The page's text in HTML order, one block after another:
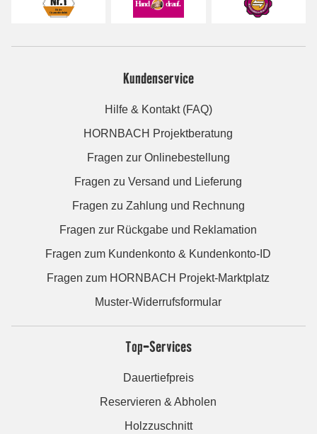
Kundenservice
Hilfe & Kontakt (FAQ)
HORNBACH Projektberatung
Fragen zur Onlinebestellung
Fragen zu Versand und Lieferung
Fragen zu Zahlung und Rechnung
Fragen zur Rückgabe und Reklamation
Fragen zum Kundenkonto & Kundenkonto-ID
Fragen zum HORNBACH Projekt-Marktplatz
Muster-Widerrufsformular
Top-Services
Dauertiefpreis
Reservieren & Abholen
Holzzuschnitt